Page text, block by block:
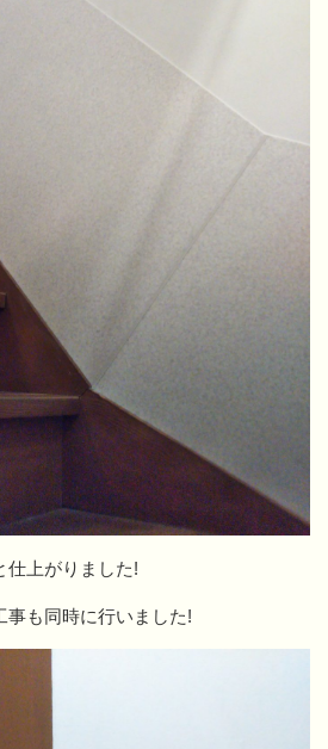
仕上がりました!
事も同時に行いました!